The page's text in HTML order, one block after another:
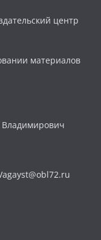
центр
материалов
Владимирович